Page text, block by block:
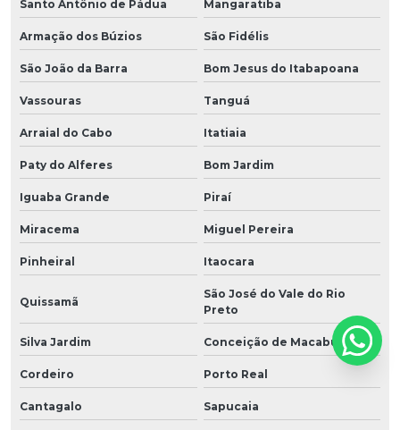
Santo Antônio de Pádua Mangaratiba
Armação dos Búzios São Fidélis
São João da Barra Bom Jesus do Itabapoana
Vassouras Tanguá
Arraial do Cabo Itatiaia
Paty do Alferes Bom Jardim
Iguaba Grande Piraí
Miracema Miguel Pereira
Pinheiral Itaocara
Quissamã
São José do Vale do Rio
Preto
Silva Jardim Conceição de Macabu
Cordeiro Porto Real
Cantagalo Sapucaia